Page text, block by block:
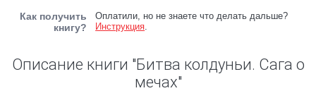
Как получить
книгу?
Оплатили, но не знаете что делать дальше?
Инструкция.
Описание книги "Битва колдуньи. Сага о
мечах"